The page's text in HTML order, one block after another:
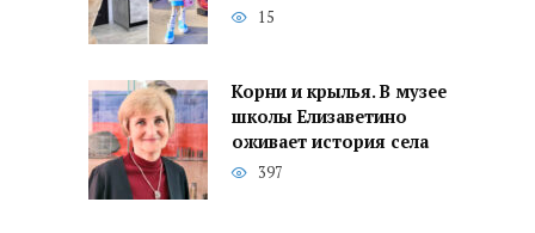
15
Корни и крылья. В музее
школы Елизаветино
оживает история села
397